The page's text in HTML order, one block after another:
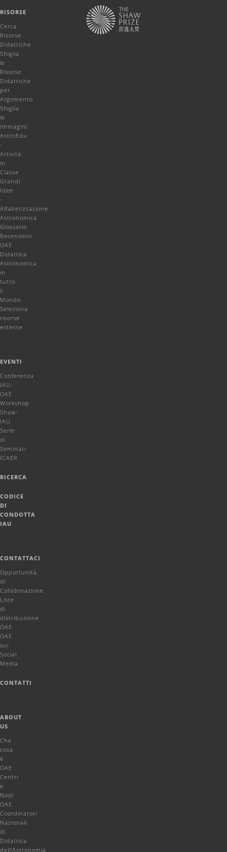
RISORSE
Cerca
Risorse
Didattiche
Sfoglia
le
Risorse
Didattiche
per
Argomento
Sfoglia
le
Immagini
AstroEdu
-
Attività
in
Classe
Grandi
Idee
-
Alfabetizzazione
Astronomica
Glossario
Recensioni
OAE
Didattica
Astronomica
in
tutto
il
Mondo
Seleziona
risorse
esterne
EVENTI
Conferenza
IAU-
OAE
Workshop
Shaw-
IAU
Serie
di
Seminati
ICAER
RICERCA
CODICE
DI
CONDOTTA
IAU
CONTATTACI
Opportunità
di
Collaborazione
Liste
di
distribuzione
OAE
OAE
sui
Social
Media
CONTATTI
ABOUT
US
Che
cosa
é
OAE
Centri
e
Nodi
OAE
Coordinatori
Nazionali
di
Didattica
dell'Astronomia